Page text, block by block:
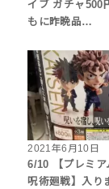
イブ ガチャ500
もに昨晩品…
2021年6月10日
6/10 【プレミア
呪術廻戦】入り